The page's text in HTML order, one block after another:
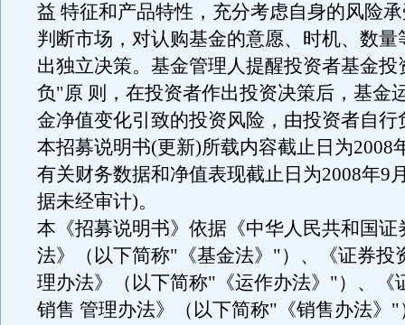
益 特征和产品特性，充分考虑自身的风险
判断市场，对认购基金的意愿、时机、数量
出独立决策。基金管理人提醒投资者基金
负"原 则，在投资者作出投资决策后，基金
金净值变化引致的投资风险，由投资者自行
本招募说明书(更新)所载内容截止日为2008
有关财务数据和净值表现截止日为2008年9
据未经审计)。
本《招募说明书》依据《中华人民共和国证
法》（以下简称"《基金法》"）、《证券投
理办法》（以下简称"《运作办法》"）、《
销售 管理办法》（以下简称"《销售办法》